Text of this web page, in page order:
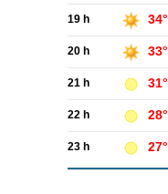
19 h 34°
20 h 33°
21 h 31°
22 h 28°
23 h 27°